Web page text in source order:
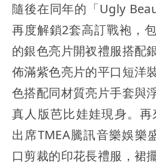
隨後在同年的「Ugly
再度解鎖2套高訂戰袍，
的銀色亮片開衩禮服搭配
佈滿紫色亮片的平口短洋
色搭配同材質亮片手套與
真人版芭比娃娃現身。
出席TMEA騰訊音樂娛樂
口剪裁的印花長禮服，裙